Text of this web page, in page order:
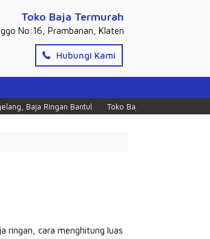
Toko Baja Termurah
No:16, Prambanan, Klaten
Hubungi Kami
Baja Ringan Bantul Toko Baja Ringan Murah di
ringan, cara menghitung luas